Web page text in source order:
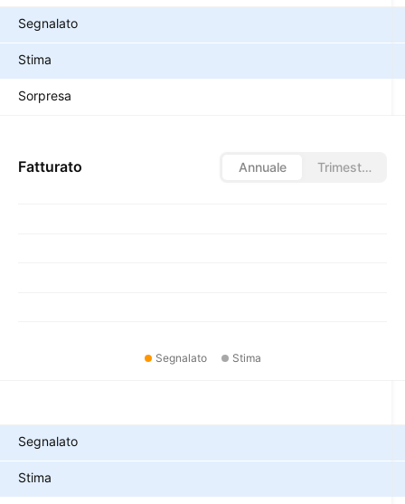
Segnalato
Stima
Sorpresa
Fatturato Annuale Trimestrale
Segnalato Stima
Segnalato
Stima